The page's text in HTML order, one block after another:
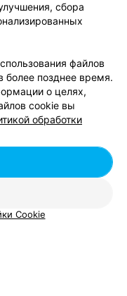
в Бресте
в
в
сбора
файлов
более позднее время.
о целях,
cookie вы
обработки
Cookie